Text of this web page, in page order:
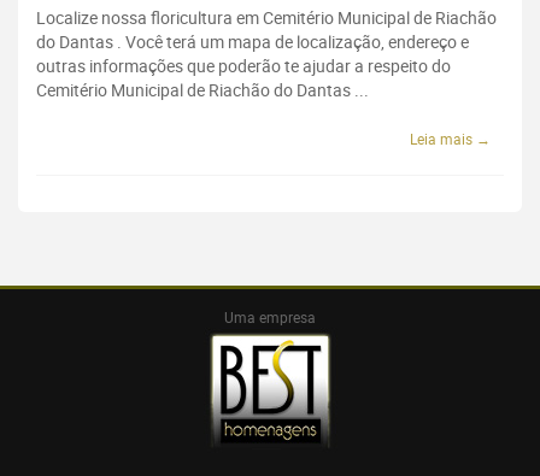
Localize nossa floricultura em Cemitério Municipal de Riachão
do Dantas . Você terá um mapa de localização, endereço e
outras informações que poderão te ajudar a respeito do
Cemitério Municipal de Riachão do Dantas ...
Leia mais →
Uma empresa